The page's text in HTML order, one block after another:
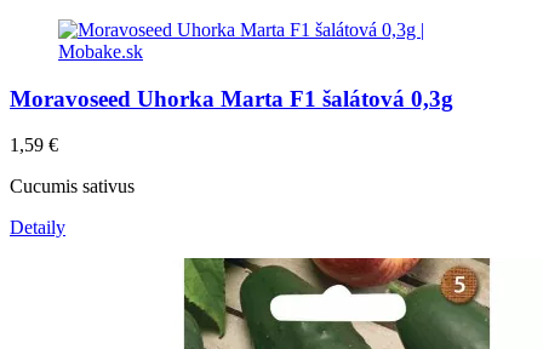
Moravoseed Uhorka Marta F1 šalátová 0,3g
1,59 €
Cucumis sativus
Detaily